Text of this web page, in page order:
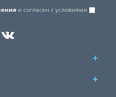
и согласен с условиями